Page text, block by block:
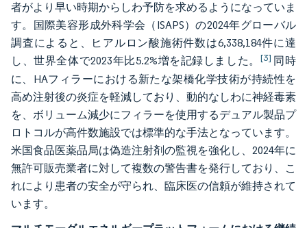
者がより早い時期からしわ予防を求めるようになっていま
す。国際美容形成外科学会（ISAPS）の2024年グローバル
調査によると、ヒアルロン酸施術件数は6,338,184件に達
し、世界全体で2023年比5.2%増を記録しました。 [3] 同時
に、HAフィラーにおける新たな架橋化学技術が持続性を
高め注射後の炎症を軽減しており、動的なしわに神経毒素
を、ボリューム減少にフィラーを使用するデュアル製品プ
ロトコルが高件数施設では標準的な手法となっています。
米国食品医薬品局は偽造注射剤の監視を強化し、2024年に
無許可販売業者に対して複数の警告書を発行しており、こ
れにより患者の安全が守られ、臨床医の信頼が維持されて
います。